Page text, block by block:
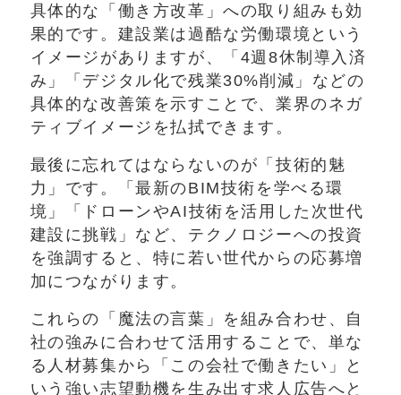
具体的な「働き方改革」への取り組みも効
果的です。建設業は過酷な労働環境という
イメージがありますが、「4週8休制導入済
み」「デジタル化で残業30%削減」などの
具体的な改善策を示すことで、業界のネガ
ティブイメージを払拭できます。
最後に忘れてはならないのが「技術的魅
力」です。「最新のBIM技術を学べる環
境」「ドローンやAI技術を活用した次世代
建設に挑戦」など、テクノロジーへの投資
を強調すると、特に若い世代からの応募増
加につながります。
これらの「魔法の言葉」を組み合わせ、自
社の強みに合わせて活用することで、単な
る人材募集から「この会社で働きたい」と
いう強い志望動機を生み出す求人広告へと